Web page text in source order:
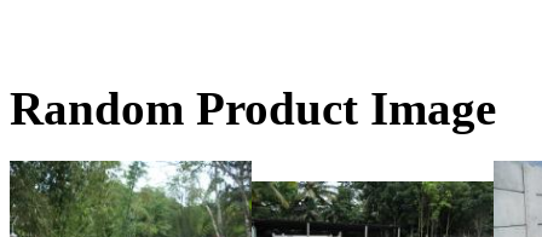
Random Product Image